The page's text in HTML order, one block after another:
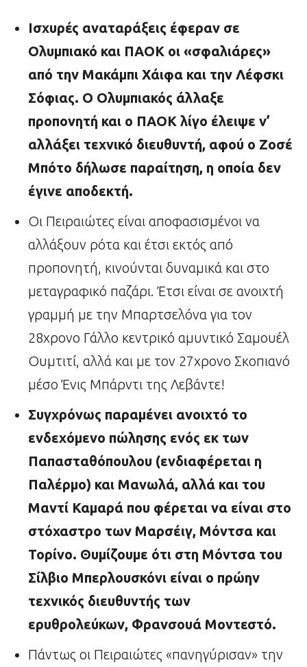
Ισχυρές αναταράξεις έφεραν σε
Ολυμπιακό και ΠΑΟΚ οι «σφαλιάρες»
από την Μακάμπι Χάιφα και την Λέφσκι
Σόφιας. Ο Ολυμπιακός άλλαξε
προπονητή και ο ΠΑΟΚ λίγο έλειψε ν’
αλλάξει τεχνικό διευθυντή, αφού ο Ζοσέ
Μπότο δήλωσε παραίτηση, η οποία δεν
έγινε αποδεκτή.
Οι Πειραιώτες είναι αποφασισμένοι να
αλλάξουν ρότα και έτσι εκτός από
προπονητή, κινούνται δυναμικά και στο
μεταγραφικό παζάρι. Έτσι είναι σε ανοιχτή
γραμμή με την Μπαρτσελόνα για τον
28χρονο Γάλλο κεντρικό αμυντικό Σαμουέλ
Ουμτιτί, αλλά και με τον 27χρονο Σκοπιανό
μέσο Ένις Μπάρντι της Λεβάντε!
Συγχρόνως παραμένει ανοιχτό το
ενδεχόμενο πώλησης ενός εκ των
Παπασταθόπουλου (ενδιαφέρεται η
Παλέρμο) και Μανωλά, αλλά και του
Μαντί Καμαρά που φέρεται να είναι στο
στόχαστρο των Μαρσέιγ, Μόντσα και
Τορίνο. Θυμίζουμε ότι στη Μόντσα του
Σίλβιο Μπερλουσκόνι είναι ο πρώην
τεχνικός διευθυντής των
ερυθρολεύκων, Φρανσουά Μοντεστό.
Πάντως οι Πειραιώτες «πανηγύρισαν» την